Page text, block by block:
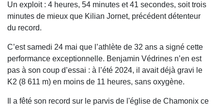
Un exploit : 4 heures, 54 minutes et 41 secondes, soit trois
minutes de mieux que Kilian Jornet, précédent détenteur
du record.
C’est samedi 24 mai que l’athlète de 32 ans a signé cette
performance exceptionnelle. Benjamin Védrines n’en est
pas à son coup d’essai : à l’été 2024, il avait déjà gravi le
K2 (8 611 m) en moins de 11 heures, sans oxygène.
Il a fêté son record sur le parvis de l'église de Chamonix ce